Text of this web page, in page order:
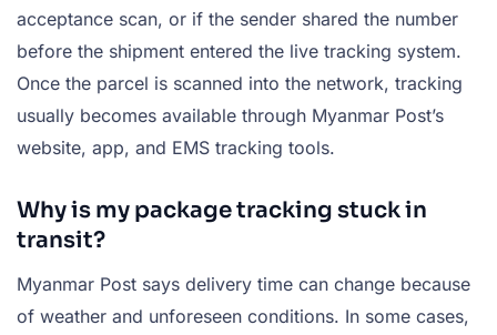
acceptance scan, or if the sender shared the number
before the shipment entered the live tracking system.
Once the parcel is scanned into the network, tracking
usually becomes available through Myanmar Post’s
website, app, and EMS tracking tools.
Why is my package tracking stuck in
transit?
Myanmar Post says delivery time can change because
of weather and unforeseen conditions. In some cases,